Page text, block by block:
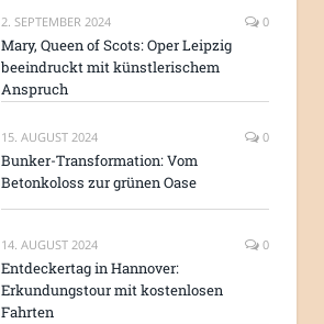
2. SEPTEMBER 2024 0
Mary, Queen of Scots: Oper Leipzig
beeindruckt mit künstlerischem
Anspruch
15. AUGUST 2024 0
Bunker-Transformation: Vom
Betonkoloss zur grünen Oase
14. AUGUST 2024 0
Entdeckertag in Hannover:
Erkundungstour mit kostenlosen
Fahrten